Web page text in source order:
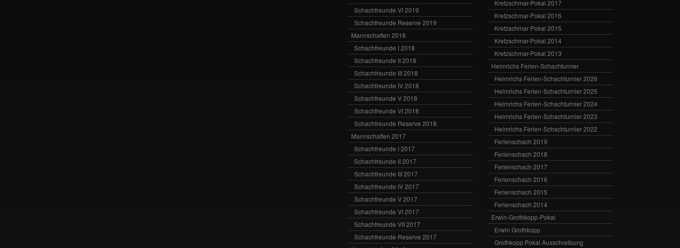
Schachfreunde VI 2019
Schachfreunde Reserve 2019
Mannschaften 2018
Schachfreunde I 2018
Schachfreunde II 2018
Schachfreunde III 2018
Schachfreunde IV 2018
Schachfreunde V 2018
Schachfreunde VI 2018
Schachfreunde Reserve 2018
Mannschaften 2017
Schachfreunde I 2017
Schachfreunde II 2017
Schachfreunde III 2017
Schachfreunde IV 2017
Schachfreunde V 2017
Schachfreunde VI 2017
Schachfreunde VII 2017
Schachfreunde Reserve 2017
Kretzschmar-Pokal 2017
Kretzschmar-Pokal 2016
Kretzschmar Pokal 2015
Kretzschmar-Pokal 2014
Kretzschmar-Pokal 2013
Helmrichs Ferien-Schachturnier
Helmrichs Ferien-Schachturnier 2026
Helmrichs Ferien-Schachturnier 2025
Helmrichs Ferien-Schachturnier 2024
Helmrichs Ferien-Schachturnier 2023
Helmrichs Ferien-Schachturnier 2022
Ferienschach 2019
Ferienschach 2018
Ferienschach 2017
Ferienschach 2016
Ferienschach 2015
Ferienschach 2014
Erwin-Grothkopp-Pokal
Erwin Grothkopp
Grothkopp Pokal Ausschreibung